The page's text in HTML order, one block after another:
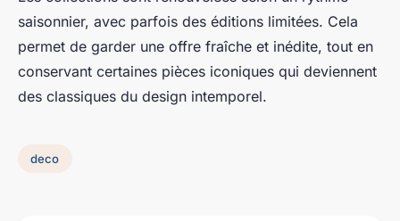
saisonnier, avec parfois des éditions limitées. Cela
permet de garder une offre fraîche et inédite, tout en
conservant certaines pièces iconiques qui deviennent
des classiques du design intemporel.
deco